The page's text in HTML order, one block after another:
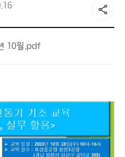
10월.pdf